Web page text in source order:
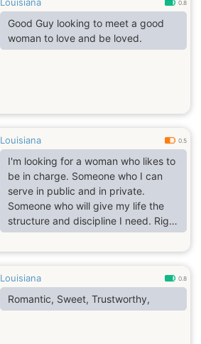
0.8
Good Guy looking to meet a good
woman to love and be loved.
Louisiana 0.5
I'm looking for a woman who likes to
be in charge. Someone who I can
serve in public and in private.
Someone who will give my life the
structure and discipline I need. Right
now I feel lost outside of work on my
military service. I am willing to
the structure of a long term
relationship.
Louisiana 0.8
Romantic, Sweet, Trustworthy,